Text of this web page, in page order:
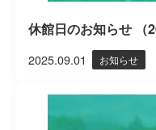
2025.09.01 お知らせ
休館日のお知らせ （